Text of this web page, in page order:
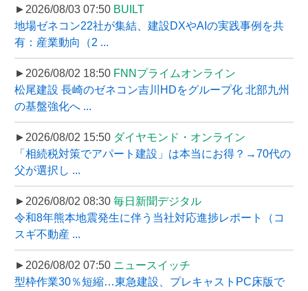
►2026/08/03 07:50 BUILT
地場ゼネコン22社が集結、建設DXやAIの実践事例を共
有：産業動向（2 ...
►2026/08/02 18:50 FNNプライムオンライン
松尾建設 長崎のゼネコン吉川HDをグループ化 北部九州
の基盤強化へ ...
►2026/08/02 15:50 ダイヤモンド・オンライン
「相続税対策でアパート建設」は本当にお得？→70代の
父が選択し ...
►2026/08/02 08:30 毎日新聞デジタル
令和8年熊本地震発生に伴う当社対応進捗レポート（コ
スギ不動産 ...
►2026/08/02 07:50 ニュースイッチ
型枠作業30％短縮…東急建設、プレキャストPC床版で